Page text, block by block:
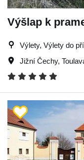
Výšlap k
Výlety, Výlety do
Jižní Čechy,